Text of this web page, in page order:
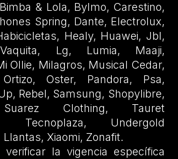
& Lola, Bylmo, Carestino,
Spring, Dante, Electrolux,
Healy, Huawei, Jbl,
Lg, Lumia, Maaji,
Ollie, Milagros, Musical Cedar,
Oster, Pandora, Psa,
Rebel, Samsung, Shopylibre,
Suarez Clothing, Tauret
Tecnoplaza, Undergold
Xiaomi, Zonafit.
verificar la vigencia específica